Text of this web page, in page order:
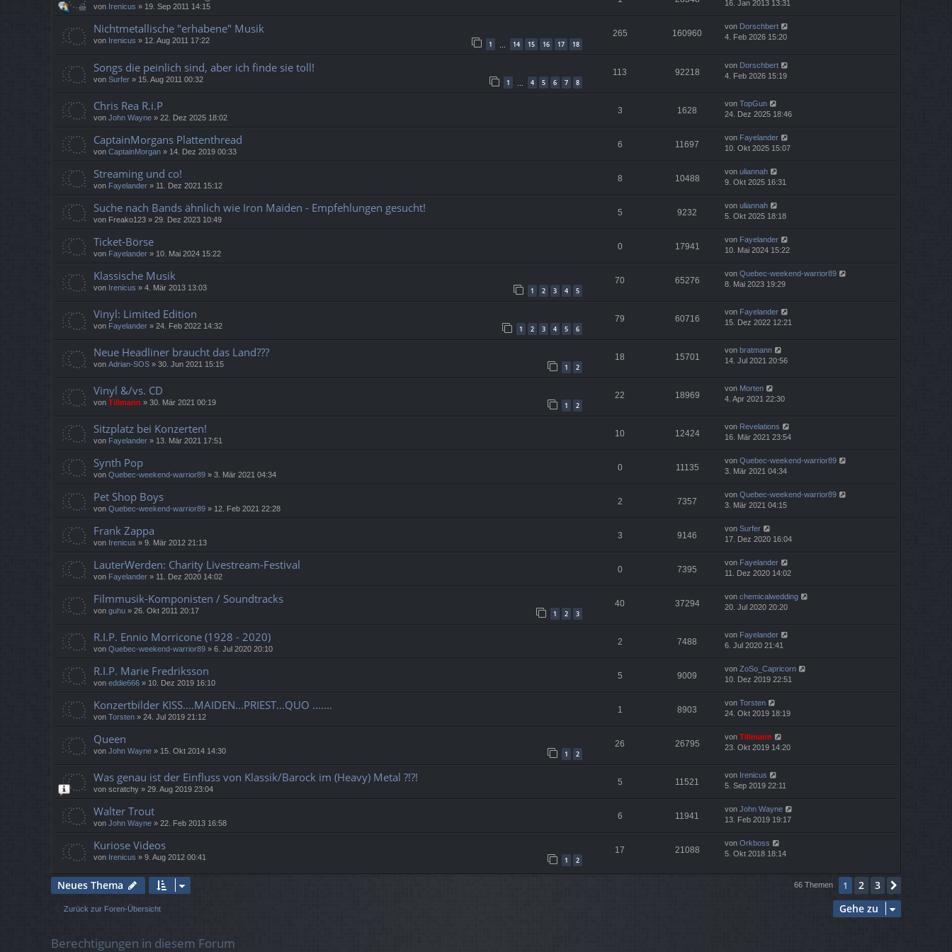
von Irenicus » 19. Sep 2011 14:15
16. Jan 2013 13:31
Nichtmetallische "erhabene" Musik
von Irenicus » 12. Aug 2011 17:22 1 14 15 16 17 18
265 160960
von Dorschbert
4. Feb 2026 15:20
Songs die peinlich sind, aber ich finde sie toll!
von Surfer » 15. Aug 2011 00:32 1 4 5 6 7 8
113 92218
von Dorschbert
4. Feb 2026 15:19
Chris Rea R.i.P
von John Wayne » 22. Dez 2025 18:02
3 1628
von TopGun
24. Dez 2025 18:46
CaptainMorgans Plattenthread
von CaptainMorgan » 14. Dez 2019 00:33
6 11697
von Fayelander
10. Okt 2025 15:07
Streaming und co!
von Fayelander » 11. Dez 2021 15:12
8 10488
von uliannah
9. Okt 2025 16:31
Suche nach Bands ähnlich wie Iron Maiden - Empfehlungen gesucht!
von Freako123 » 29. Dez 2023 10:49
5 9232
von uliannah
5. Okt 2025 18:18
Ticket-Börse
von Fayelander » 10. Mai 2024 15:22
0 17941
von Fayelander
10. Mai 2024 15:22
Klassische Musik
von Irenicus » 4. Mär 2013 13:03 1 2 3 4 5
70 65276
von Quebec-weekend-warrior89
8. Mai 2023 19:29
Vinyl: Limited Edition
von Fayelander » 24. Feb 2022 14:32 1 2 3 4 5 6
79 60716
von Fayelander
15. Dez 2022 12:21
Neue Headliner braucht das Land???
von Adrian-SOS » 30. Jun 2021 15:15 1 2
18 15701
von bratmann
14. Jul 2021 20:56
Vinyl &/vs. CD
von Tillmann » 30. Mär 2021 00:19 1 2
22 18969
von Morten
4. Apr 2021 22:30
Sitzplatz bei Konzerten!
von Fayelander » 13. Mär 2021 17:51
10 12424
von Revelations
16. Mär 2021 23:54
Synth Pop
von Quebec-weekend-warrior89 » 3. Mär 2021 04:34
0 11135
von Quebec-weekend-warrior89
3. Mär 2021 04:34
Pet Shop Boys
von Quebec-weekend-warrior89 » 12. Feb 2021 22:28
2 7357
von Quebec-weekend-warrior89
3. Mär 2021 04:15
Frank Zappa
von Irenicus » 9. Mär 2012 21:13
3 9146
von Surfer
17. Dez 2020 16:04
LauterWerden: Charity Livestream-Festival
von Fayelander » 11. Dez 2020 14:02
0 7395
von Fayelander
11. Dez 2020 14:02
Filmmusik-Komponisten / Soundtracks
von guhu » 26. Okt 2011 20:17 1 2 3
40 37294
von chemicalwedding
20. Jul 2020 20:20
R.I.P. Ennio Morricone (1928 - 2020)
von Quebec-weekend-warrior89 » 6. Jul 2020 20:10
2 7488
von Fayelander
6. Jul 2020 21:41
R.I.P. Marie Fredriksson
von eddie666 » 10. Dez 2019 16:10
5 9009
von ZoSo_Capricorn
10. Dez 2019 22:51
Konzertbilder KISS....MAIDEN...PRIEST...QUO .......
von Torsten » 24. Jul 2019 21:12
1 8903
von Torsten
24. Okt 2019 18:19
Queen
von John Wayne » 15. Okt 2014 14:30 1 2
26 26795
von Tillmann
23. Okt 2019 14:20
Was genau ist der Einfluss von Klassik/Barock im (Heavy) Metal ?!?!
von scratchy » 29. Aug 2019 23:04
5 11521
von Irenicus
5. Sep 2019 22:11
Walter Trout
von John Wayne » 22. Feb 2013 16:58
6 11941
von John Wayne
13. Feb 2019 19:17
Kuriose Videos
von Irenicus » 9. Aug 2012 00:41 1 2
17 21088
von Orkboss
5. Okt 2018 18:14
Neues Thema 66 Themen 1 2 3
Zurück zur Foren-Übersicht Gehe zu
Berechtigungen in diesem Forum